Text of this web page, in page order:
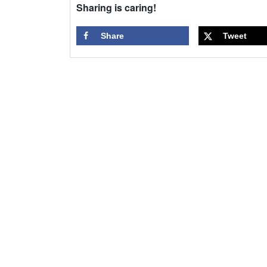
Sharing is caring!
Share Tweet